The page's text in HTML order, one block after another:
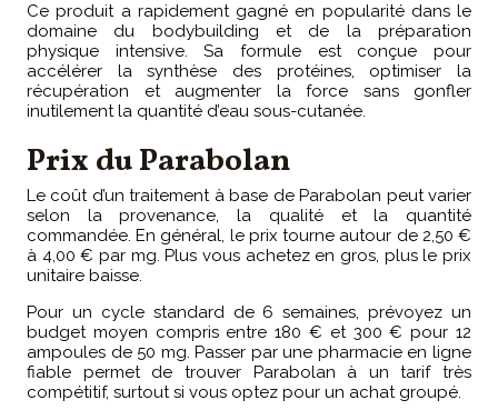
Ce produit a rapidement gagné en popularité dans le
domaine du bodybuilding et de la préparation
physique intensive. Sa formule est conçue pour
accélérer la synthèse des protéines, optimiser la
récupération et augmenter la force sans gonfler
inutilement la quantité d’eau sous-cutanée.
Prix du Parabolan
Le coût d’un traitement à base de Parabolan peut varier
selon la provenance, la qualité et la quantité
commandée. En général, le prix tourne autour de 2,50 €
à 4,00 € par mg. Plus vous achetez en gros, plus le prix
unitaire baisse.
Pour un cycle standard de 6 semaines, prévoyez un
budget moyen compris entre 180 € et 300 € pour 12
ampoules de 50 mg. Passer par une pharmacie en ligne
fiable permet de trouver Parabolan à un tarif très
compétitif, surtout si vous optez pour un achat groupé.